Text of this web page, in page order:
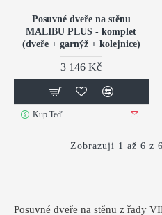
Posuvné dveře na stěnu z řady
Posuvné dveře na stěnu
MALIBU PLUS - komplet
(dveře + garnýž + kolejnice)
3 146 Kč
Kup Teď
Zobrazuji 1 až 6 z